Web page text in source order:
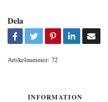
Dela
Artikelnummer: 72
INFORMATION